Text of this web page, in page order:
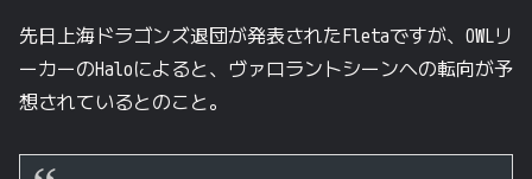
先日上海ドラゴンズ退団が発表されたFletaですが、OWLリ
ーカーのHaloによると、ヴァロラントシーンへの転向が予
想されているとのこと。